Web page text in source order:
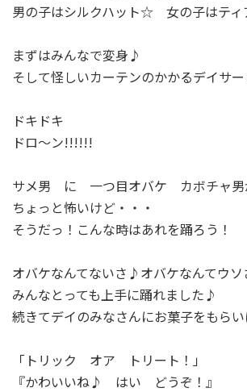
男の子はシルクハット☆ 女の子はテ
まずはみんなで変身♪
そして怪しいカーテンのかかるデイサ
ドキドキ
ドロ～ン!!!!!!
サメ男 に 一つ目オバケ カボチャ男
ちょっと怖いけど・・・
そうだっ！こんな時はあれを踊ろう！
オバケなんてないさ♪オバケなんてウ
みんなとっても上手に踊れました♪
続きてデイのみなさんにお菓子をもらい
「トリック オア トリート！」
『かわいいね♪ はい どうぞ！』